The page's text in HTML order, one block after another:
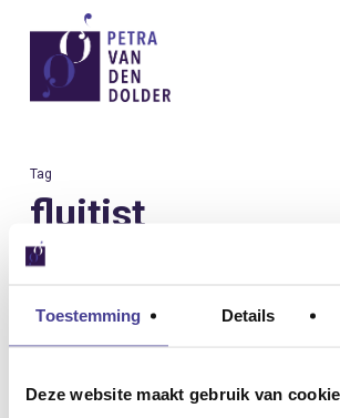
Toestemming Details
Deze website maakt gebruik van
Tag
fluitist